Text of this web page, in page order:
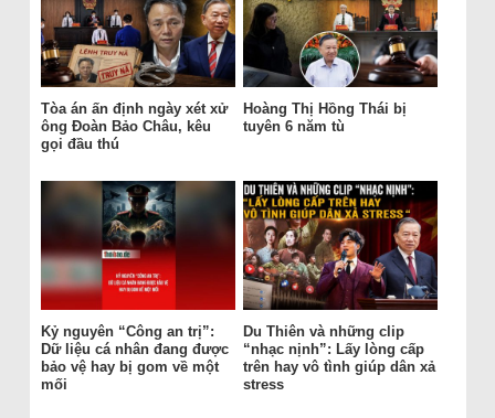
Tòa án ấn định ngày xét xử
ông Đoàn Bảo Châu, kêu
gọi đầu thú
Hoàng Thị Hồng Thái bị
tuyên 6 năm tù
Kỷ nguyên “Công an trị”:
Dữ liệu cá nhân đang được
bảo vệ hay bị gom về một
mối
Du Thiên và những clip
“nhạc nịnh”: Lấy lòng cấp
trên hay vô tình giúp dân xả
stress